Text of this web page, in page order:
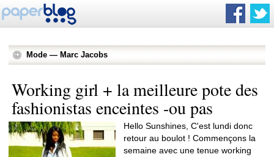
Mode — Marc Jacobs
Working girl + la meilleure pote des
fashionistas enceintes -ou pas
Hello Sunshines, C'est lundi donc
retour au boulot ! Commençons la
semaine avec une tenue working